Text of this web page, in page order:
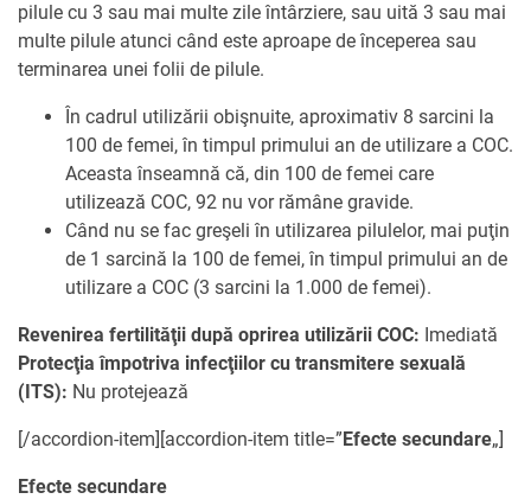
pilule cu 3 sau mai multe zile întârziere, sau uită 3 sau mai
multe pilule atunci când este aproape de începerea sau
terminarea unei folii de pilule.
În cadrul utilizării obişnuite, aproximativ 8 sarcini la
100 de femei, în timpul primului an de utilizare a COC.
Aceasta înseamnă că, din 100 de femei care
utilizează COC, 92 nu vor rămâne gravide.
Când nu se fac greşeli în utilizarea pilulelor, mai puţin
de 1 sarcină la 100 de femei, în timpul primului an de
utilizare a COC (3 sarcini la 1.000 de femei).
Revenirea fertilităţii după oprirea utilizării COC: Imediată
Protecţia împotriva infecţiilor cu transmitere sexuală
(ITS): Nu protejează
[/accordion-item][accordion-item title=”Efecte secundare„]
Efecte secundare